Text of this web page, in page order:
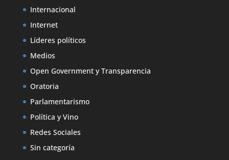
Internacional
Internet
Líderes políticos
Medios
Open Government y Transparencia
Oratoria
Parlamentarismo
Política y Vino
Redes Sociales
Sin categoría